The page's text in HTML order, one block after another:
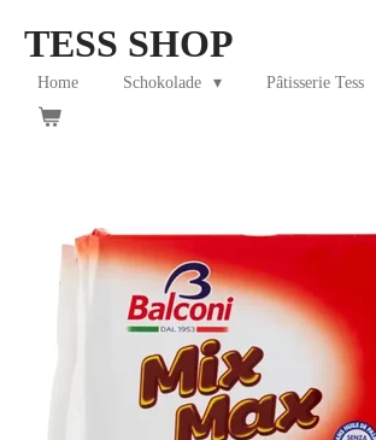
main
content
TESS SHOP
Home Schokolade Pâtisserie Tess